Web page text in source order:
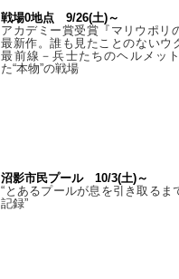
戦場0地点 9/26(土)～
アカデミー賞受賞『マリウポリ
最新作。誰も見たことのないウ
最前線－兵士たちのヘルメッ
た“本物”の戦場
沼影市民プール 10/3(土)～
“とあるプールが息を引き取るま
記録”